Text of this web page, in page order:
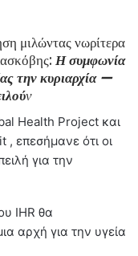
μιλώντας νωρίτερα
Η συμφωνία
την κυριαρχία —
ν
Health Project και
, επεσήμανε ότι οι
για την
IHR θα
αρχή για την υγεία